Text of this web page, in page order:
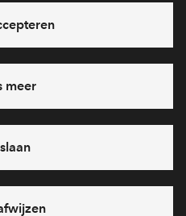
antwoord? Bel ons op088 -